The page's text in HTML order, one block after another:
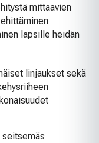
mittaavien
lapsille heidän
linjaukset sekä